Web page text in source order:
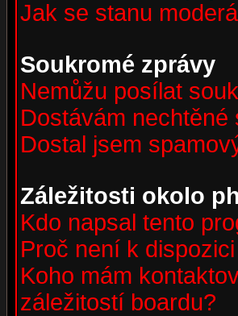
Jak se stanu
Soukromé zprávy
Nemůžu posílat
Dostávám
Dostal jsem
Záležitosti okolo
Kdo napsal tento
Proč není k
Koho mám
záležitostí boardu?